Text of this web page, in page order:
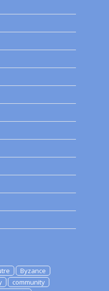
Byzance
community